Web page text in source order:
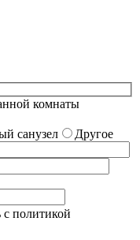
комнаты
санузел
Другое
политикой